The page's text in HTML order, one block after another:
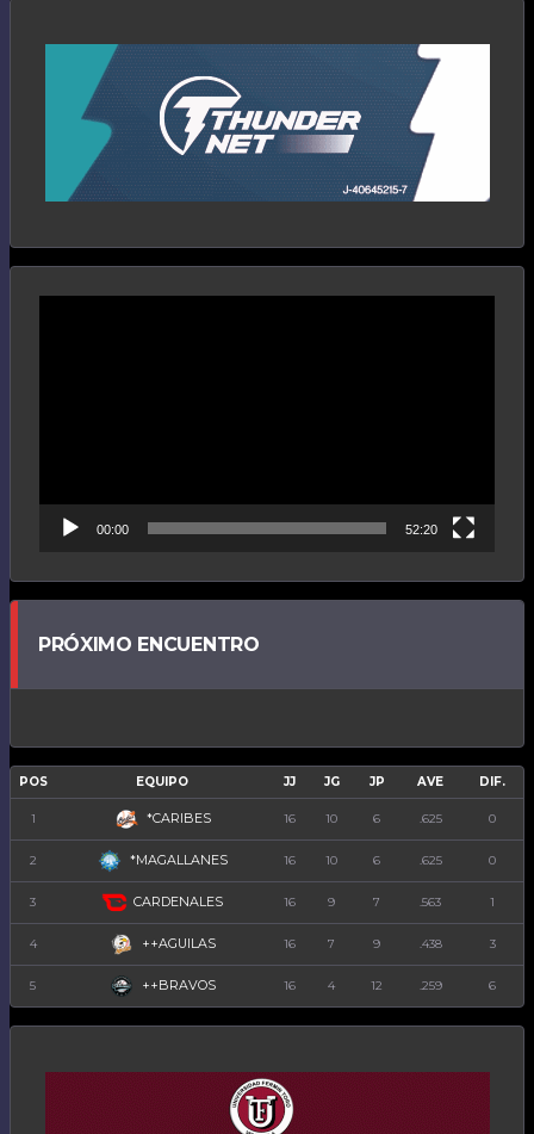
00:00 52:20
PRÓXIMO ENCUENTRO
POS EQUIPO JJ JG JP AVE DIF.
1 *CARIBES 16 10 6 .625 0
2 *MAGALLANES 16 10 6 .625 0
3 CARDENALES 16 9 7 .563 1
4 ++AGUILAS 16 7 9 .438 3
5 ++BRAVOS 16 4 12 .259 6